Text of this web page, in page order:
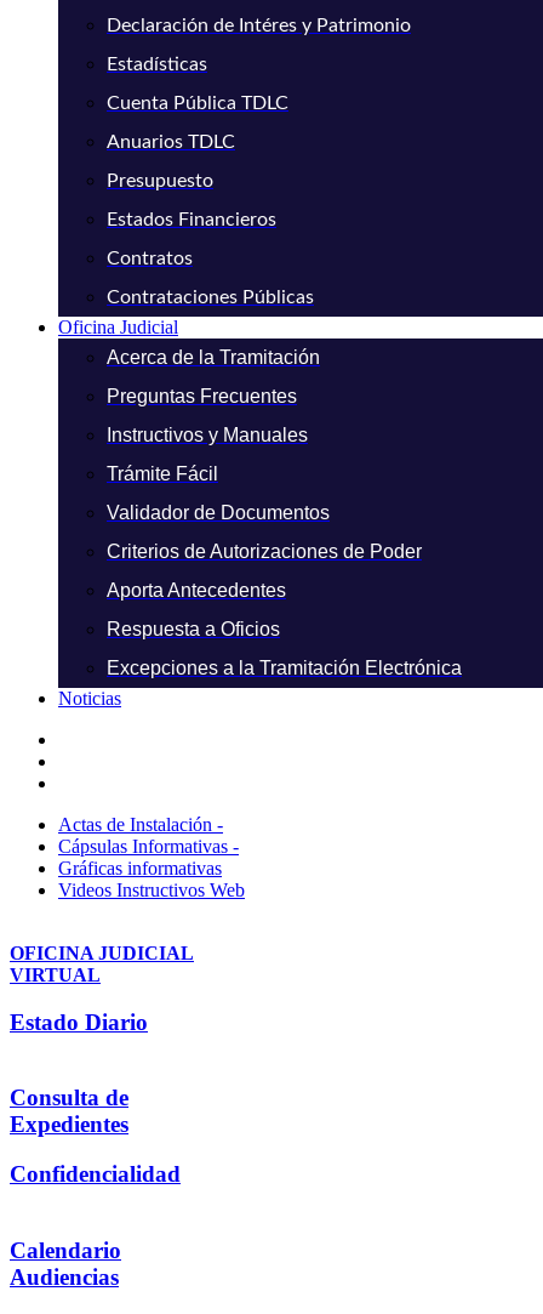
Declaración de Intéres y Patrimonio
Estadísticas
Cuenta Pública TDLC
Anuarios TDLC
Presupuesto
Estados Financieros
Contratos
Contrataciones Públicas
Oficina Judicial
Acerca de la Tramitación
Preguntas Frecuentes
Instructivos y Manuales
Trámite Fácil
Validador de Documentos
Criterios de Autorizaciones de Poder
Aporta Antecedentes
Respuesta a Oficios
Excepciones a la Tramitación Electrónica
Noticias
Actas de Instalación -
Cápsulas Informativas -
Gráficas informativas
Videos Instructivos Web
OFICINA JUDICIAL
VIRTUAL
Estado Diario
Consulta de
Expedientes
Confidencialidad
Calendario
Audiencias